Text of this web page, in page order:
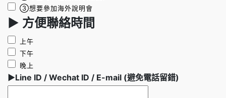
③想要參加海外說明會
► 方便聯絡時間
上午
下午
晚上
►Line ID / Wechat ID / E-mail (避免電話留錯)